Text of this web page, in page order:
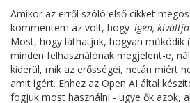
Amikor az erről szóló első cikket
kommentem az volt, hogy 'igen,
Most, hogy láthatjuk, hogyan működik
minden felhasználónak megjelent-e,
kiderül, mik az erősségei, netán miért
amit ígért. Ehhez az Open AI által
fogjuk most használni - ugye ők azok,